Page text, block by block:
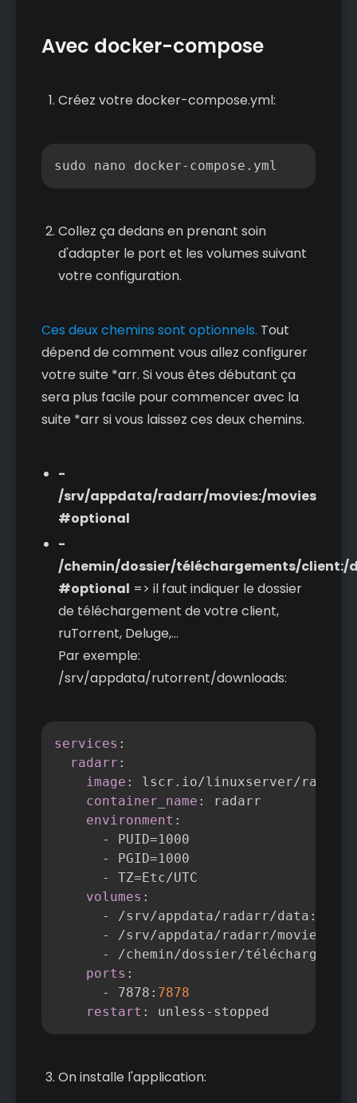
Avec docker-compose
Créez votre docker-compose.yml:
sudo nano docker-compose.ymlCopier
Collez ça dedans en prenant soin
d'adapter le port et les volumes suivant
votre configuration.
Ces deux chemins sont optionnels. Tout
dépend de comment vous allez configurer
votre suite *arr. Si vous êtes débutant ça
sera plus facile pour commencer avec la
suite *arr si vous laissez ces deux chemins.
-
/srv/appdata/radarr/movies:/movies
#optional
-
/chemin/dossier/téléchargements/client:/
#optional => il faut indiquer le dossier
de téléchargement de votre client,
ruTorrent, Deluge,...
Par exemple:
/srv/appdata/rutorrent/downloads:
services :
radarr :
image : lscr.io/linuxserver/radarr
container_name :
radarr
environment :
-
PUID=1000
-
PGID=1000
-
TZ=Etc/UTC
volumes :
-
/srv/appdata/radarr/data :
-
/srv/appdata/radarr/movies
-
/chemin/dossier/
ports :
-
7878 : 7878
restart : unless - stopped
On installe l'application: